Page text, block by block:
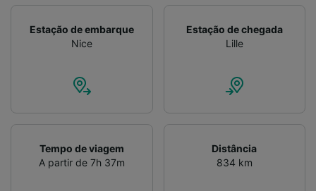
Estação de embarque
Nice
Estação de chegada
Lille
Tempo de viagem
A partir de 7h 37m
Distância
834 km
Verificar ativamente as características do
dispositivo para identificação. Armazenar e/ou
acessar informações em um dispositivo.
de público e desenvolvimento de serviços..
Lista de parceiros (fornecedores)